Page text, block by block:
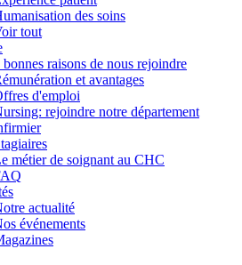
des soins
tout
bonnes raisons de nous rejoindre
et avantages
d'emploi
rejoindre notre département
métier de soignant au CHC
actualité
événements